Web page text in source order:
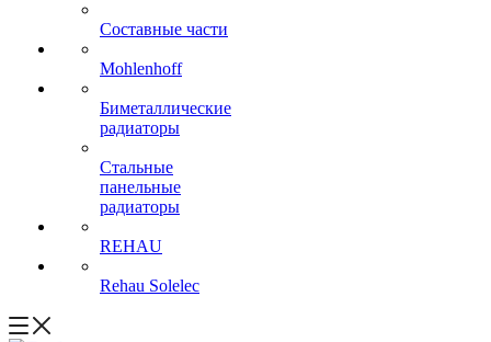
Составные части
Mohlenhoff
Биметаллические
радиаторы
Стальные
панельные
радиаторы
REHAU
Rehau Solelec